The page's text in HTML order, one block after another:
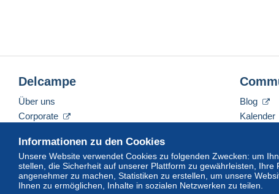
Informationen zu den Cookies
Unsere Website verwendet Cookies zu folgenden Zwecken: um
stellen, die Sicherheit auf unserer Plattform zu gewährleisten,
angenehmer zu machen, Statistiken zu erstellen, um unsere
Ihnen zu ermöglichen, Inhalte in sozialen Netzwerken zu teilen.
Delcampe
Über uns
Corporate
Nehmen Sie Kontakt mit uns auf
Blog
Kalender